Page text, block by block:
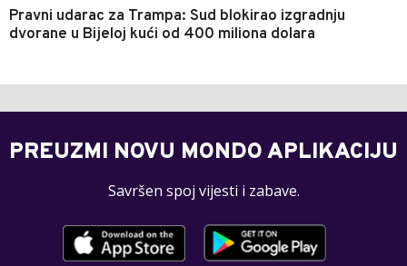
Pravni udarac za Trampa: Sud blokirao izgradnju
dvorane u Bijeloj kući od 400 miliona dolara
PREUZMI NOVU MONDO APLIKACIJU
Savršen spoj vijesti i zabave.